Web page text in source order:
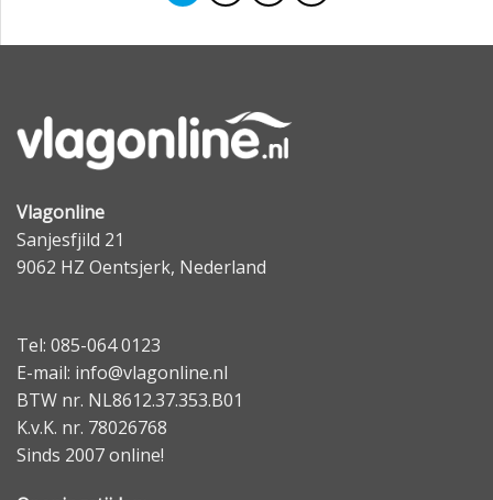
Vlagonline
Sanjesfjild 21
9062 HZ Oentsjerk, Nederland
Tel: 085-064 0123
E-mail: info@vlagonline.nl
BTW nr. NL8612.37.353.B01
K.v.K. nr. 78026768
Sinds 2007 online!